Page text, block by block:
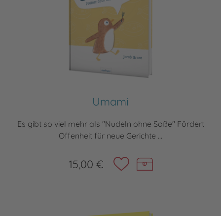
Umami
Es gibt so viel mehr als "Nudeln ohne Soße" Fördert
Offenheit für neue Gerichte ...
15,00 €